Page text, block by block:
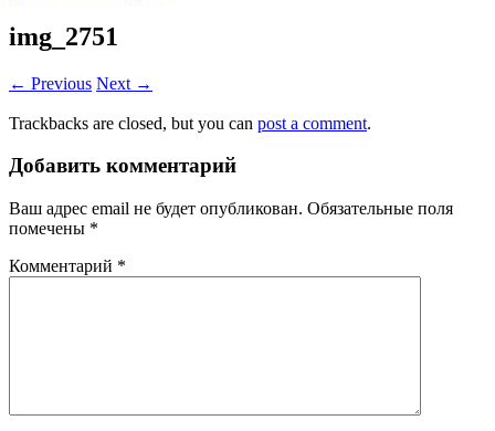
img_2751
← Previous Next →
Trackbacks are closed, but you can post a comment.
Добавить комментарий
Ваш адрес email не будет опубликован. Обязательные поля
помечены *
Комментарий *